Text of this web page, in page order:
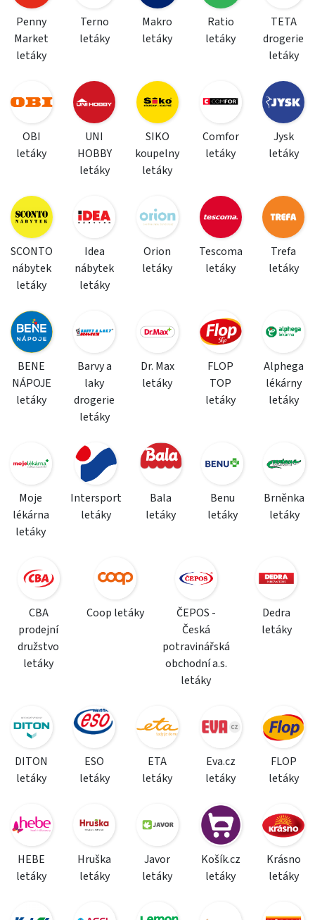
Penny
Market
letáky
Terno
letáky
Makro
letáky
Ratio
letáky
TETA
drogerie
letáky
OBI
letáky
UNI
HOBBY
letáky
SIKO
koupelny
letáky
Comfor
letáky
Jysk
letáky
SCONTO
nábytek
letáky
Idea
nábytek
letáky
Orion
letáky
Tescoma
letáky
Trefa
letáky
BENE
NÁPOJE
letáky
Barvy a
laky
drogerie
letáky
Dr. Max
letáky
FLOP
TOP
letáky
Alphega
lékárny
letáky
Moje
lékárna
letáky
Intersport
letáky
Bala
letáky
Benu
letáky
Brněnka
letáky
CBA
prodejní
družstvo
letáky
Coop letáky
ČEPOS -
Česká
potravinářská
obchodní a.s.
letáky
Dedra
letáky
DITON
letáky
ESO
letáky
ETA
letáky
Eva.cz
letáky
FLOP
letáky
HEBE
letáky
Hruška
letáky
Javor
letáky
Košík.cz
letáky
Krásno
letáky